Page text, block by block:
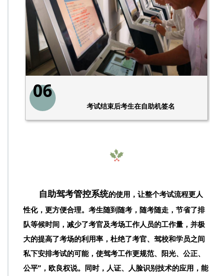
06
考试结束后考生在自助机签名
自助驾考管控系统的使用，让整个考试流程更人
性化，更方便合理。考生随到随考，随考随走，节省了排
队等候时间，减少了考官及考场工作人员的工作量，并极
大的提高了考场的利用率，杜绝了考官、驾校和学员之间
私下安排考试的可能，使驾考工作更规范、阳光、公正、
公平”，欧良权说。同时，人证、人脸识别技术的应用，能